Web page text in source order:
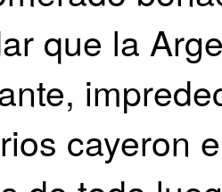
que la
cayeron